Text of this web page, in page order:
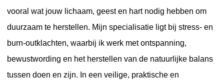
vooral wat jouw lichaam, geest en hart nodig hebben om
duurzaam te herstellen. Mijn specialisatie ligt bij stress- en
burn-outklachten, waarbij ik werk met ontspanning,
bewustwording en het herstellen van de natuurlijke balans
tussen doen en zijn. In een veilige, praktische en